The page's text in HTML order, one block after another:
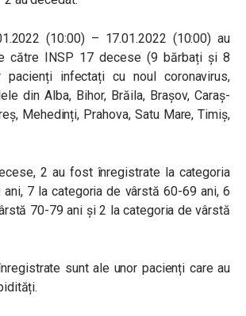
(10:00) – 17.01.2022 (10:00) au
către INSP 17 decese (9 bărbați și 8
pacienți infectați cu noul coronavirus,
din Alba, Bihor, Brăila, Brașov, Caraș-
Mehedinți, Prahova, Satu Mare, Timiș,
2 au fost înregistrate la categoria
7 la categoria de vârstă 60-69 ani, 6
70-79 ani și 2 la categoria de vârstă
sunt ale unor pacienți care au